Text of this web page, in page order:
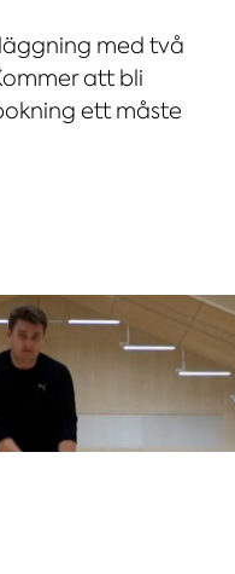
med två
att bli
ett måste